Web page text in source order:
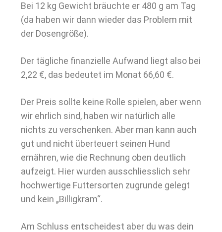
Bei 12 kg Gewicht bräuchte er 480 g am Tag
(da haben wir dann wieder das Problem mit
der Dosengröße).
Der tägliche finanzielle Aufwand liegt also bei
2,22 €, das bedeutet im Monat 66,60 €.
Der Preis sollte keine Rolle spielen, aber wenn
wir ehrlich sind, haben wir natürlich alle
nichts zu verschenken. Aber man kann auch
gut und nicht überteuert seinen Hund
ernähren, wie die Rechnung oben deutlich
aufzeigt. Hier wurden ausschliesslich sehr
hochwertige Futtersorten zugrunde gelegt
und kein „Billigkram“.
Am Schluss entscheidest aber du was dein